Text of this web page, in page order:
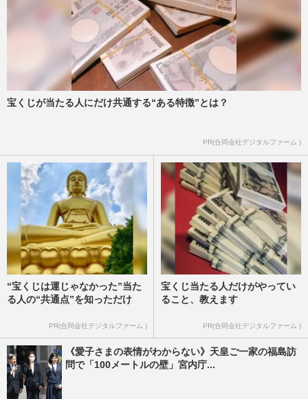
宝くじが当たる人にだけ共通する“ある特徴”とは？
PR(合同会社デジタルファーム )
“宝くじは運じゃなかった”当た
る人の“共通点”を知っただけ
PR(合同会社デジタルファーム )
宝くじ当たる人だけがやってい
ること、教えます
PR(合同会社デジタルファーム )
《愛子さまの表情がわからない》天皇ご一家の福島訪
問で「100メートルの壁」宮内庁...